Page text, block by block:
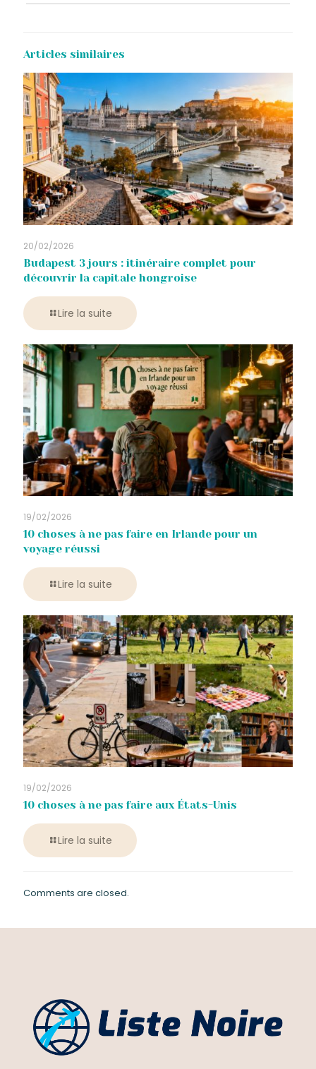
Articles similaires
20/02/2026
Budapest 3 jours : itinéraire complet pour
découvrir la capitale hongroise
Lire la suite
19/02/2026
10 choses à ne pas faire en Irlande pour un
voyage réussi
Lire la suite
19/02/2026
10 choses à ne pas faire aux États-Unis
Lire la suite
Comments are closed.